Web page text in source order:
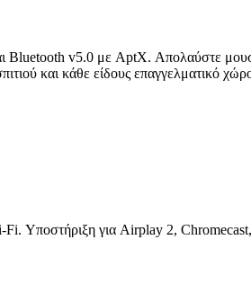
Bluetooth v5.0 με AptX. Απολαύστε
και κάθε είδους επαγγελματικό
Fi. Υποστήριξη για Airplay 2,